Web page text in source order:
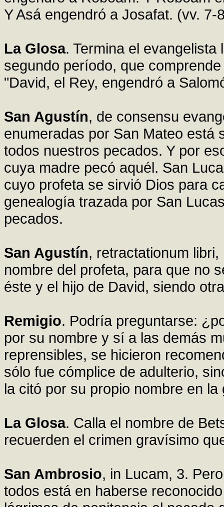
Y Asá engendró a Josafat. (vv. 7-
La Glosa. Termina el
segundo período, que
"David, el Rey, engendró a
San Agustín, de consensu
enumeradas por San Mateo está
todos nuestros pecados. Y por
cuya madre pecó aquél. San
cuyo profeta se sirvió Dios para
genealogía trazada por San
pecados.
San Agustín, retractationum
nombre del profeta, para que no
éste y el hijo de David, siendo
Remigio. Podría preguntarse:
por su nombre y sí a las demás
reprensibles, se hicieron
sólo fue cómplice de adulterio,
la citó por su propio nombre en
La Glosa. Calla el nombre de
recuerden el crimen gravísimo
San Ambrosio, in Lucam, 3.
todos está en haberse